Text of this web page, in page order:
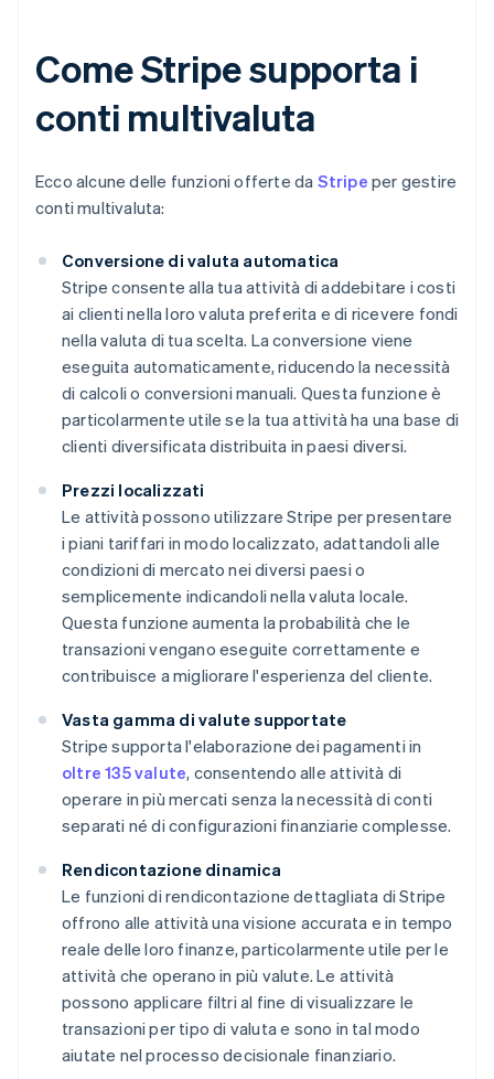
Come Stripe supporta i
conti multivaluta
Ecco alcune delle funzioni offerte da Stripe per gestire
conti multivaluta:
Conversione di valuta automatica
Stripe consente alla tua attività di addebitare i costi
ai clienti nella loro valuta preferita e di ricevere fondi
nella valuta di tua scelta. La conversione viene
eseguita automaticamente, riducendo la necessità
di calcoli o conversioni manuali. Questa funzione è
particolarmente utile se la tua attività ha una base di
clienti diversificata distribuita in paesi diversi.
Prezzi localizzati
Le attività possono utilizzare Stripe per presentare
i piani tariffari in modo localizzato, adattandoli alle
condizioni di mercato nei diversi paesi o
semplicemente indicandoli nella valuta locale.
Questa funzione aumenta la probabilità che le
transazioni vengano eseguite correttamente e
contribuisce a migliorare l'esperienza del cliente.
Vasta gamma di valute supportate
Stripe supporta l'elaborazione dei pagamenti in
oltre 135 valute, consentendo alle attività di
operare in più mercati senza la necessità di conti
separati né di configurazioni finanziarie complesse.
Rendicontazione dinamica
Le funzioni di rendicontazione dettagliata di Stripe
offrono alle attività una visione accurata e in tempo
reale delle loro finanze, particolarmente utile per le
attività che operano in più valute. Le attività
possono applicare filtri al fine di visualizzare le
transazioni per tipo di valuta e sono in tal modo
aiutate nel processo decisionale finanziario.